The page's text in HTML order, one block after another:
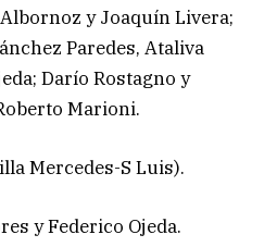
y Joaquín Livera;
Paredes, Ataliva
Darío Rostagno y
Marioni.
Mercedes-S Luis).
y Federico Ojeda.